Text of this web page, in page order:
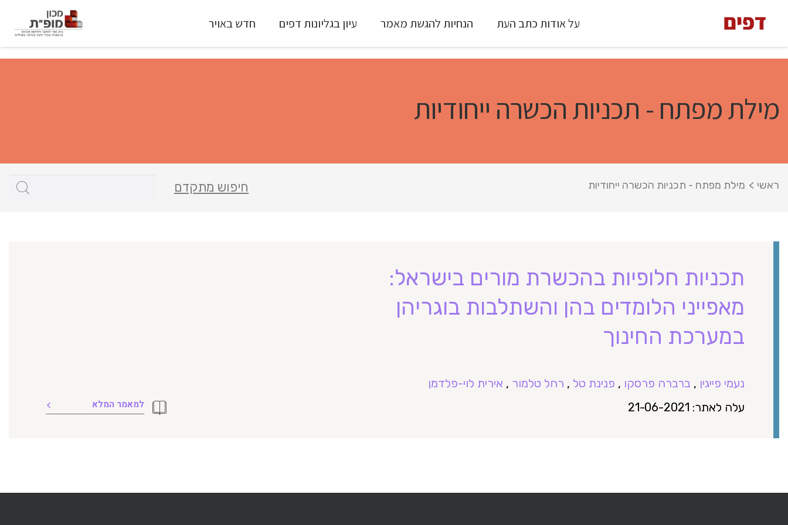
על אודות כתב העת הנחיות להגשת מאמר עיון בגליונות דפים חדש באויר
מילת מפתח - תכניות הכשרה ייחודיות
ראשי > מילת מפתח - תכניות הכשרה ייחודיות חיפוש מתקדם
תכניות חלופיות בהכשרת מורים בישראל:
מאפייני הלומדים בהן והשתלבות בוגריהן
במערכת החינוך
נעמי פייגין , ברברה פרסקו , פנינת טל , רחל טלמור , אירית לוי-פלדמן
עלה לאתר: 21-06-2021
למאמר המלא